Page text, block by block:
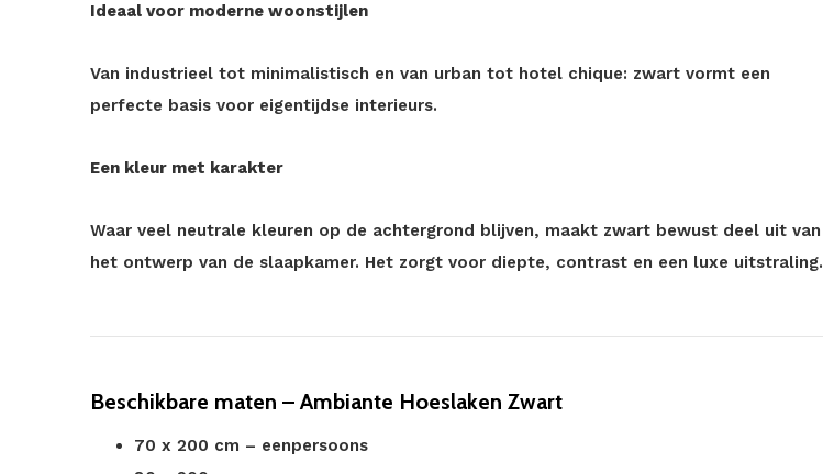
Ideaal voor moderne woonstijlen
Van industrieel tot minimalistisch en van urban tot hotel chique: zwart vormt een
perfecte basis voor eigentijdse interieurs.
Een kleur met karakter
Waar veel neutrale kleuren op de achtergrond blijven, maakt zwart bewust deel uit van
het ontwerp van de slaapkamer. Het zorgt voor diepte, contrast en een luxe uitstraling.
Beschikbare maten – Ambiante Hoeslaken Zwart
70 x 200 cm – eenpersoons